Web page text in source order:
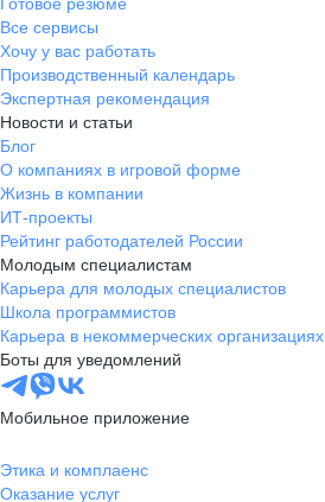
Все сервисы
Хочу у вас работать
Производственный календарь
Экспертная рекомендация
Новости и статьи
Блог
О компаниях в игровой форме
Жизнь в компании
ИТ-проекты
Рейтинг работодателей России
Молодым специалистам
Карьера для молодых специалистов
Школа программистов
Карьера в некоммерческих организациях
Боты для уведомлений
Мобильное приложение
Этика и комплаенс
Оказание услуг